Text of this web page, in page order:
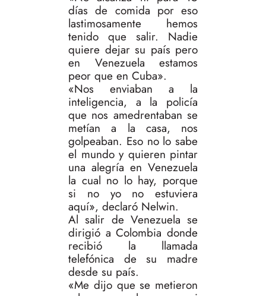
días de comida por eso
lastimosamente hemos
tenido que salir. Nadie
quiere dejar su país pero
en Venezuela estamos
peor que en Cuba».
«Nos enviaban a la
inteligencia, a la policía
que nos amedrentaban se
metían a la casa, nos
golpeaban. Eso no lo sabe
el mundo y quieren pintar
una alegría en Venezuela
la cual no lo hay, porque
si no yo no estuviera
aquí», declaró Nelwin.
Al salir de Venezuela se
dirigió a Colombia donde
recibió la llamada
telefónica de su madre
desde su país.
«Me dijo que se metieron